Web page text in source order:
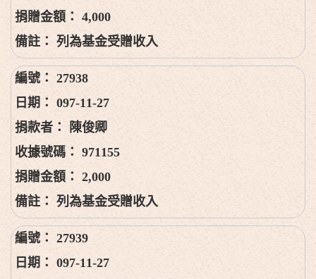
4,000
列為基金受贈收入
27938
097-11-27
陳俊卿
971155
2,000
列為基金受贈收入
27939
097-11-27